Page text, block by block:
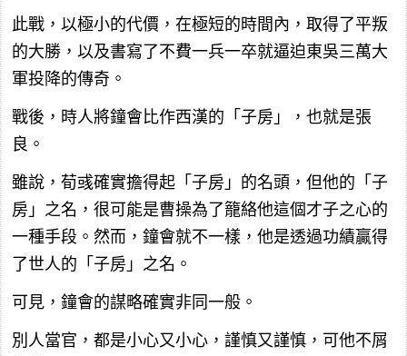
此戰，以極小的代價，在極短的時間內，取得了平叛
的大勝，以及書寫了不費一兵一卒就逼迫東吳三萬大
軍投降的傳奇。
戰後，時人將鐘會比作西漢的「子房」，也就是張
良。
雖說，荀彧確實擔得起「子房」的名頭，但他的「子
房」之名，很可能是曹操為了籠絡他這個才子之心的
一種手段。然而，鐘會就不一樣，他是透過功績贏得
了世人的「子房」之名。
可見，鐘會的謀略確實非同一般。
別人當官，都是小心又小心，謹慎又謹慎，可他不屑